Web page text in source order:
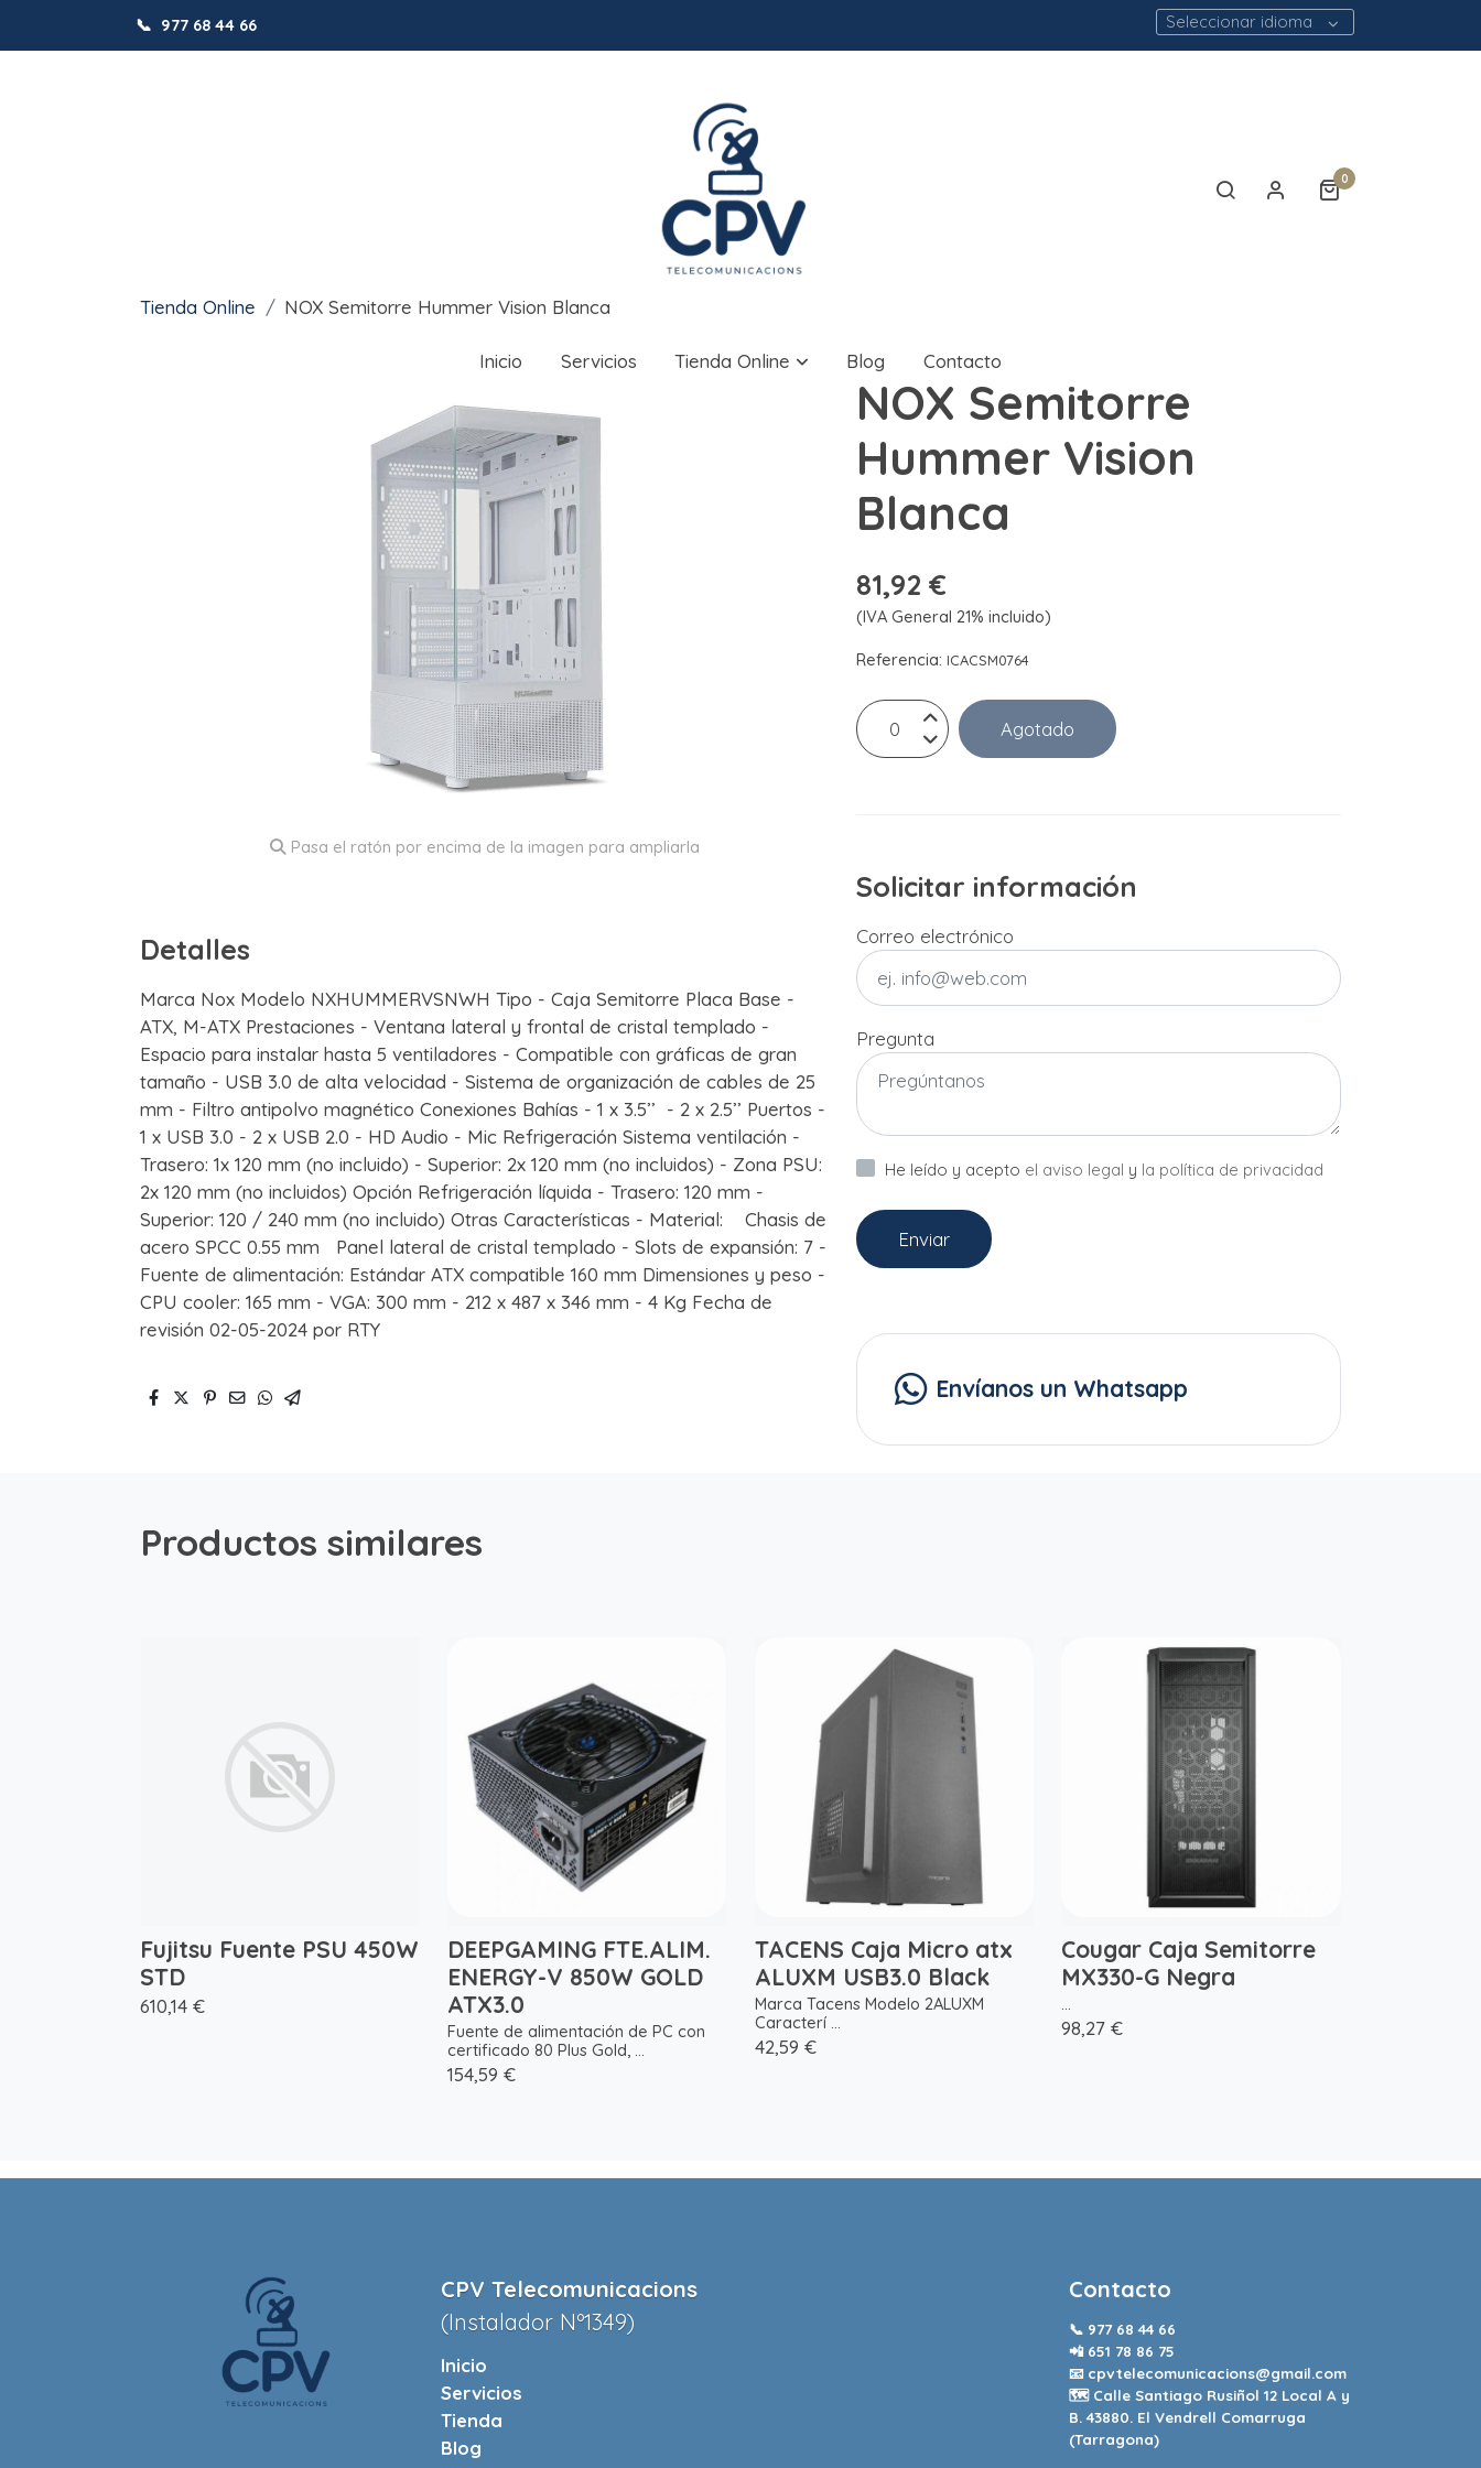
📞 977 68 44 66 Seleccionar idioma
0
Inicio Servicios Tienda Online Blog Contacto
Tienda Online NOX Semitorre Hummer Vision Blanca
Pasa el ratón por encima de la imagen para ampliarla
Detalles
Marca Nox Modelo NXHUMMERVSNWH Tipo - Caja Semitorre Placa Base -
ATX, M-ATX Prestaciones - Ventana lateral y frontal de cristal templado -
Espacio para instalar hasta 5 ventiladores - Compatible con gráficas de gran
tamaño - USB 3.0 de alta velocidad - Sistema de organización de cables de 25
mm - Filtro antipolvo magnético Conexiones Bahías - 1 x 3.5’’ - 2 x 2.5’’ Puertos -
1 x USB 3.0 - 2 x USB 2.0 - HD Audio - Mic Refrigeración Sistema ventilación -
Trasero: 1x 120 mm (no incluido) - Superior: 2x 120 mm (no incluidos) - Zona PSU:
2x 120 mm (no incluidos) Opción Refrigeración líquida - Trasero: 120 mm -
Superior: 120 / 240 mm (no incluido) Otras Características - Material: Chasis de
acero SPCC 0.55 mm Panel lateral de cristal templado - Slots de expansión: 7 -
Fuente de alimentación: Estándar ATX compatible 160 mm Dimensiones y peso -
CPU cooler: 165 mm - VGA: 300 mm - 212 x 487 x 346 mm - 4 Kg Fecha de
revisión 02-05-2024 por RTY
NOX Semitorre
Hummer Vision
Blanca
81,92 €
(IVA General 21% incluido)
Referencia: ICACSM0764
Agotado
Solicitar información
Correo electrónico
Pregunta
He leído y acepto el aviso legal y la política de privacidad
Enviar
Envíanos un Whatsapp
Productos similares
Fujitsu Fuente PSU 450W
STD
610,14 €
DEEPGAMING FTE.ALIM.
ENERGY-V 850W GOLD
ATX3.0
Fuente de alimentación de PC con
certificado 80 Plus Gold, ...
154,59 €
TACENS Caja Micro atx
ALUXM USB3.0 Black
Marca Tacens Modelo 2ALUXM
Caracterí ...
42,59 €
Cougar Caja Semitorre
MX330-G Negra
...
98,27 €
CPV Telecomunicacions
(Instalador Nº1349)
Inicio
Servicios
Tienda
Blog
Contacto
📞 977 68 44 66
📲 651 78 86 75
📧 cpvtelecomunicacions@gmail.com
🗺️ Calle Santiago Rusiñol 12 Local A y
B. 43880. El Vendrell Comarruga
(Tarragona)